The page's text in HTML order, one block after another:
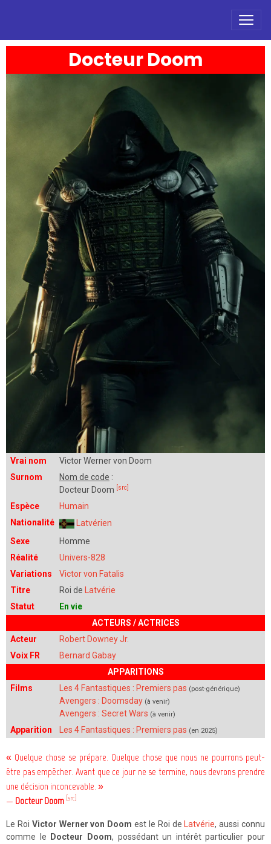
Docteur Doom
Vrai nom
Victor Werner von Doom
Surnom
Nom de code :
Docteur Doom [src]
Espèce
Humain
Nationalité
Latvérien
Sexe
Homme
Réalité
Univers-828
Variations
Victor von Fatalis
Titre
Roi de
Latvérie
Statut
En vie
ACTEURS / ACTRICES
Acteur
Robert Downey Jr.
Voix FR
Bernard Gabay
APPARITIONS
Films
Les 4 Fantastiques : Premiers pas (post-générique)
Avengers : Doomsday (à venir)
Avengers : Secret Wars (à venir)
Apparition Les 4 Fantastiques : Premiers pas (en 2025)
« Quelque chose se prépare. Quelque chose que nous ne pourrons peut-
être pas empêcher. Avant que ce jour ne se termine, nous devrons prendre
une décision inconcevable. »
— Docteur Doom [src]
Le Roi Victor Werner von Doom est le Roi de Latvérie, aussi connu
comme le
Docteur Doom, possédant un intérêt particulier pour